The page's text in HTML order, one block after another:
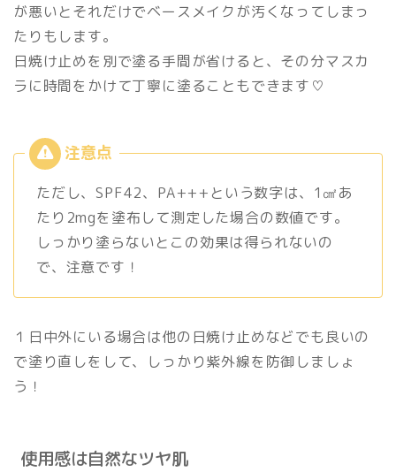
が悪いとそれだけでベースメイクが汚くなってしまっ
たりもします。
日焼け止めを別で塗る手間が省けると、その分マスカ
ラに時間をかけて丁寧に塗ることもできます♡
ただし、SPF42、PA+++という数字は、1㎠あ
たり2mgを塗布して測定した場合の数値です。
しっかり塗らないとこの効果は得られないの
で、注意です！
１日中外にいる場合は他の日焼け止めなどでも良いの
で塗り直しをして、しっかり紫外線を防御しましょ
う！
使用感は自然なツヤ肌